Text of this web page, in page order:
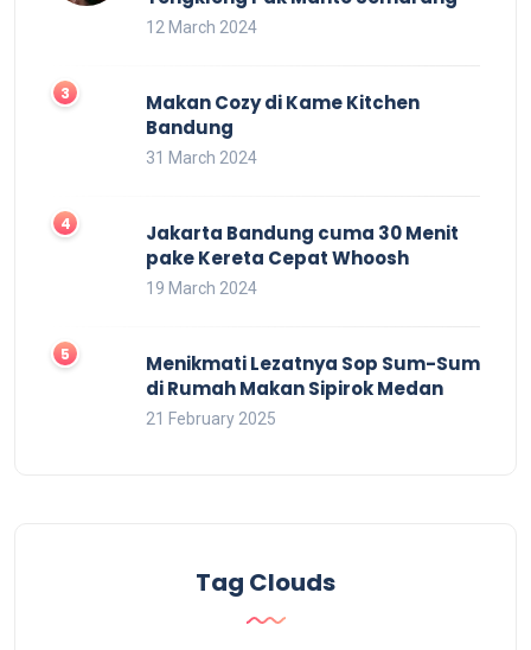
12 March 2024
Makan Cozy di Kame Kitchen
Bandung
31 March 2024
Jakarta Bandung cuma 30 Menit
pake Kereta Cepat Whoosh
19 March 2024
Menikmati Lezatnya Sop Sum-Sum
di Rumah Makan Sipirok Medan
21 February 2025
Tag Clouds